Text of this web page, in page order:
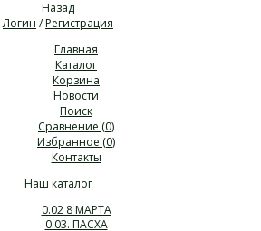
Назад
Логин /Регистрация
Главная
Каталог
Корзина
Новости
Поиск
Сравнение (0)
Избранное (0)
Контакты
Наш каталог
0.02 8 МАРТА
0.03. ПАСХА